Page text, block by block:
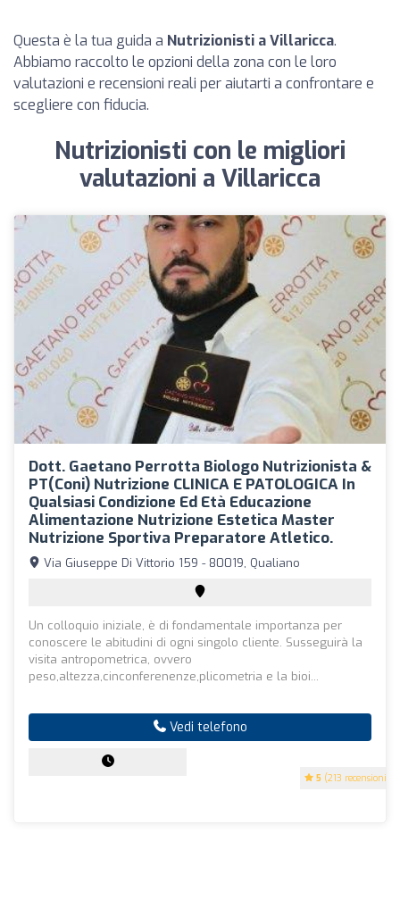
Questa è la tua guida a Nutrizionisti a Villaricca.
Abbiamo raccolto le opzioni della zona con le loro
valutazioni e recensioni reali per aiutarti a confrontare e
scegliere con fiducia.
Nutrizionisti con le migliori
valutazioni a Villaricca
Dott. Gaetano Perrotta Biologo Nutrizionista &
PT(coni) Nutrizione CLINICA E PATOLOGICA In
Qualsiasi Condizione Ed Età Educazione
Alimentazione Nutrizione Estetica Master
Nutrizione Sportiva Preparatore Atletico.
5 (213 recensioni)
Via Giuseppe Di Vittorio 159 - 80019, Qualiano
Un colloquio iniziale, è di fondamentale importanza per
conoscere le abitudini di ogni singolo cliente. Susseguirà la
visita antropometrica, ovvero
peso,altezza,cinconferenenze,plicometria e la bioi...
Vedi telefono